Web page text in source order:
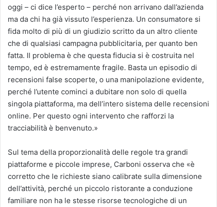
oggi – ci dice l’esperto – perché non arrivano dall’azienda
ma da chi ha già vissuto l’esperienza. Un consumatore si
fida molto di più di un giudizio scritto da un altro cliente
che di qualsiasi campagna pubblicitaria, per quanto ben
fatta. Il problema è che questa fiducia si è costruita nel
tempo, ed è estremamente fragile. Basta un episodio di
recensioni false scoperte, o una manipolazione evidente,
perché l’utente cominci a dubitare non solo di quella
singola piattaforma, ma dell’intero sistema delle recensioni
online. Per questo ogni intervento che rafforzi la
tracciabilità è benvenuto.»
Sul tema della proporzionalità delle regole tra grandi
piattaforme e piccole imprese, Carboni osserva che «è
corretto che le richieste siano calibrate sulla dimensione
dell’attività, perché un piccolo ristorante a conduzione
familiare non ha le stesse risorse tecnologiche di un